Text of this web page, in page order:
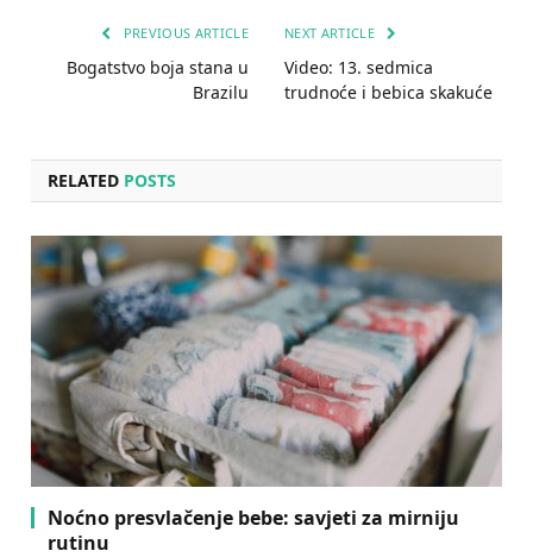
PREVIOUS ARTICLE
Bogatstvo boja stana u
Brazilu
NEXT ARTICLE
Video: 13. sedmica
trudnoće i bebica skakuće
RELATED POSTS
Noćno presvlačenje bebe: savjeti za mirniju
rutinu